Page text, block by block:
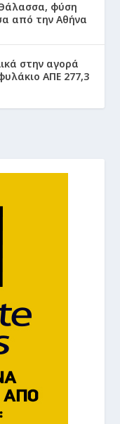
φύση
από την Αθήνα
στην αγορά
ΑΠΕ 277,3